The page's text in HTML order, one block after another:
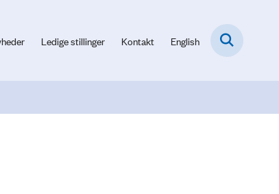
Ledige stillinger Kontakt English